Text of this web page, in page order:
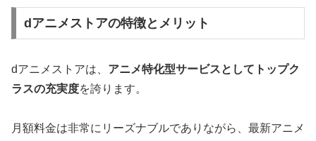
dアニメストアの特徴とメリット
dアニメストアは、 アニメ特化型サービスとしてトップク
ラスの充実度を誇ります。
月額料金は非常にリーズナブルでありながら、最新アニメ